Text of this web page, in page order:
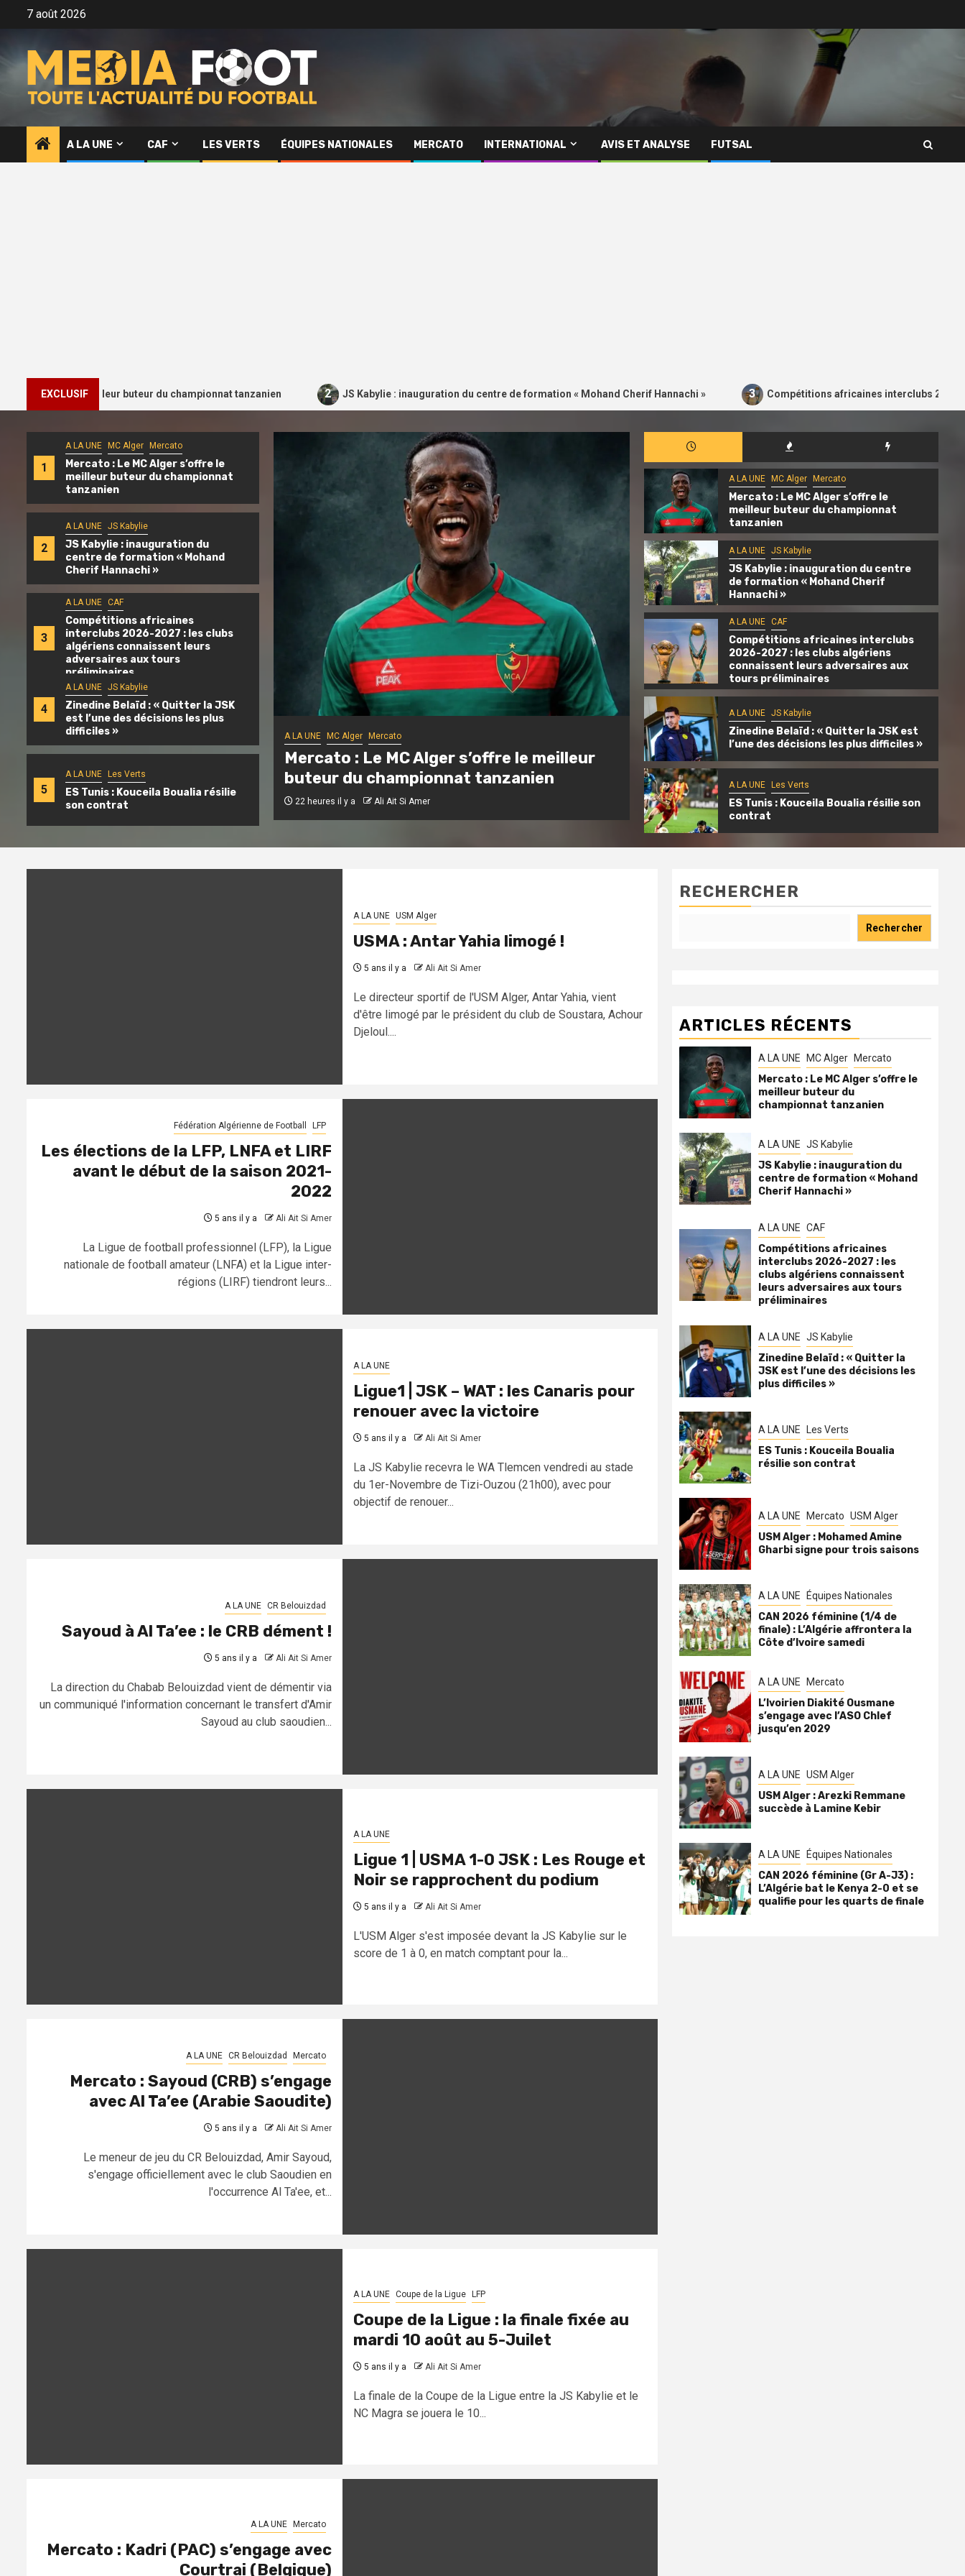
7 août 2026
A LA UNE CAF LES VERTS ÉQUIPES NATIONALES MERCATO INTERNATIONAL AVIS ET ANALYSE FUTSAL
EXCLUSIF
le meilleur buteur du championnat tanzanien 2 JS Kabylie : inauguration du centre de formation « Mohand Cherif Hannachi » 3 Compétitions africaines interclubs 2026-2027 :
1
A LA UNE MC Alger Mercato
Mercato : Le MC Alger s’offre le
meilleur buteur du championnat
tanzanien
2
A LA UNE JS Kabylie
JS Kabylie : inauguration du
centre de formation « Mohand
Cherif Hannachi »
3
A LA UNE CAF
Compétitions africaines
interclubs 2026-2027 : les clubs
algériens connaissent leurs
adversaires aux tours
préliminaires
4
A LA UNE JS Kabylie
Zinedine Belaïd : « Quitter la JSK
est l’une des décisions les plus
difficiles »
5
A LA UNE Les Verts
ES Tunis : Kouceila Boualia résilie
son contrat
A LA UNE MC Alger Mercato
Mercato : Le MC Alger s’offre le meilleur
buteur du championnat tanzanien
22 heures il y a Ali Ait Si Amer
A LA UNE JS Kabylie
JS Kabylie : inauguration du centre de
formation « Mohand Cherif Hannachi »
1 jour il y a Ali Ait Si Amer
A LA UNE MC Alger Mercato
Mercato : Le MC Alger s’offre le
meilleur buteur du championnat
tanzanien
A LA UNE JS Kabylie
JS Kabylie : inauguration du centre
de formation « Mohand Cherif
Hannachi »
A LA UNE CAF
Compétitions africaines interclubs
2026-2027 : les clubs algériens
connaissent leurs adversaires aux
tours préliminaires
A LA UNE JS Kabylie
Zinedine Belaïd : « Quitter la JSK est
l’une des décisions les plus difficiles »
A LA UNE Les Verts
ES Tunis : Kouceila Boualia résilie son
contrat
A LA UNE USM Alger
USMA : Antar Yahia limogé !
5 ans il y a Ali Ait Si Amer
Le directeur sportif de l'USM Alger, Antar Yahia, vient
d'être limogé par le président du club de Soustara, Achour
Djeloul....
Fédération Algérienne de Football LFP
Les élections de la LFP, LNFA et LIRF
avant le début de la saison 2021-
2022
5 ans il y a Ali Ait Si Amer
La Ligue de football professionnel (LFP), la Ligue
nationale de football amateur (LNFA) et la Ligue inter-
régions (LIRF) tiendront leurs...
A LA UNE
Ligue1 | JSK – WAT : les Canaris pour
renouer avec la victoire
5 ans il y a Ali Ait Si Amer
La JS Kabylie recevra le WA Tlemcen vendredi au stade
du 1er-Novembre de Tizi-Ouzou (21h00), avec pour
objectif de renouer...
A LA UNE CR Belouizdad
Sayoud à Al Ta’ee : le CRB dément !
5 ans il y a Ali Ait Si Amer
La direction du Chabab Belouizdad vient de démentir via
un communiqué l'information concernant le transfert d'Amir
Sayoud au club saoudien...
A LA UNE
Ligue 1 | USMA 1-0 JSK : Les Rouge et
Noir se rapprochent du podium
5 ans il y a Ali Ait Si Amer
L'USM Alger s'est imposée devant la JS Kabylie sur le
score de 1 à 0, en match comptant pour la...
A LA UNE CR Belouizdad Mercato
Mercato : Sayoud (CRB) s’engage
avec Al Ta’ee (Arabie Saoudite)
5 ans il y a Ali Ait Si Amer
Le meneur de jeu du CR Belouizdad, Amir Sayoud,
s'engage officiellement avec le club Saoudien en
l'occurrence Al Ta'ee, et...
A LA UNE Coupe de la Ligue LFP
Coupe de la Ligue : la finale fixée au
mardi 10 août au 5-Juilet
5 ans il y a Ali Ait Si Amer
La finale de la Coupe de la Ligue entre la JS Kabylie et le
NC Magra se jouera le 10...
A LA UNE Mercato
Mercato : Kadri (PAC) s’engage avec
Courtrai (Belgique)
RECHERCHER
Rechercher
ARTICLES RÉCENTS
A LA UNE MC Alger Mercato
Mercato : Le MC Alger s’offre le
meilleur buteur du
championnat tanzanien
A LA UNE JS Kabylie
JS Kabylie : inauguration du
centre de formation « Mohand
Cherif Hannachi »
A LA UNE CAF
Compétitions africaines
interclubs 2026-2027 : les
clubs algériens connaissent
leurs adversaires aux tours
préliminaires
A LA UNE JS Kabylie
Zinedine Belaïd : « Quitter la
JSK est l’une des décisions les
plus difficiles »
A LA UNE Les Verts
ES Tunis : Kouceila Boualia
résilie son contrat
A LA UNE Mercato USM Alger
USM Alger : Mohamed Amine
Gharbi signe pour trois saisons
A LA UNE Équipes Nationales
CAN 2026 féminine (1/4 de
finale) : L’Algérie affrontera la
Côte d’Ivoire samedi
A LA UNE Mercato
L’Ivoirien Diakité Ousmane
s’engage avec l’ASO Chlef
jusqu’en 2029
A LA UNE USM Alger
USM Alger : Arezki Remmane
succède à Lamine Kebir
A LA UNE Équipes Nationales
CAN 2026 féminine (Gr A-J3) :
L’Algérie bat le Kenya 2-0 et se
qualifie pour les quarts de finale